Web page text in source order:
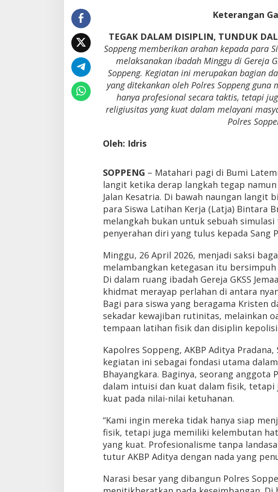
Keterangan
TEGAK DALAM DISIPLIN, TUNDUK
Soppeng memberikan arahan kepada para
melaksanakan ibadah Minggu di Gereja
Soppeng. Kegiatan ini merupakan bagian
yang ditekankan oleh Polres Soppeng
hanya profesional secara taktis, tetapi
religiusitas yang kuat dalam melayani
Polres
Oleh: Idris
SOPPENG – Matahari pagi di Bumi
langit ketika derap langkah tegap
Jalan Kesatria. Di bawah naungan langit
para Siswa Latihan Kerja (Latja) Bintara
melangkah bukan untuk sebuah
penyerahan diri yang tulus kepada Sang
Minggu, 26 April 2026, menjadi saksi
melambangkan ketegasan itu
Di dalam ruang ibadah Gereja GKSS
khidmat merayap perlahan di antara
Bagi para siswa yang beragama Kristen
sekadar kewajiban rutinitas, melainkan
tempaan latihan fisik dan disiplin
Kapolres Soppeng, AKBP Aditya Pradana,
kegiatan ini sebagai fondasi utama
Bhayangkara. Baginya, seorang anggota
dalam intuisi dan kuat dalam fisik, tetapi
kuat pada nilai-nilai ketuhanan.
“Kami ingin mereka tidak hanya siap
fisik, tetapi juga memiliki kelembutan
yang kuat. Profesionalisme tanpa
tutur AKBP Aditya dengan nada yang
Narasi besar yang dibangun Polres